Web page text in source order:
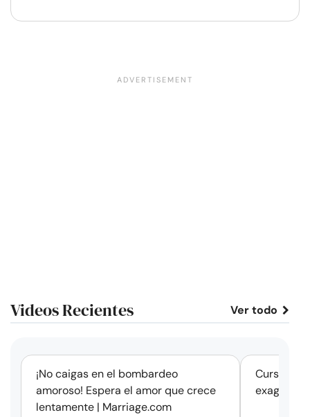
Videos Recientes Ver todo
¡No caigas en el bombardeo
amoroso! Espera el amor que crece
lentamente | Marriage.com
Cursos